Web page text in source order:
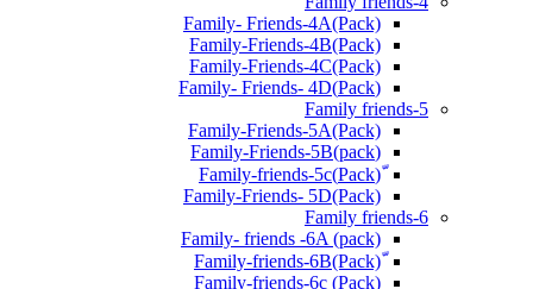
Family- Friends-4A(Pack)
Family-Friends-4B(Pack)
Family-Friends-4C(Pack)
(Pack)Family- Friends- 4D
Family friends-5
Family-Friends-5A(Pack)
(pack)Family-Friends-5B
ّ(Pack)Family-friends-5c
Family-Friends- 5D(Pack)
Family friends-6
Family- friends -6A (pack)
Family-friends-6c (Pack)